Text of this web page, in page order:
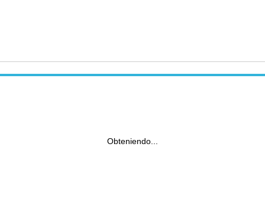
Obteniendo...